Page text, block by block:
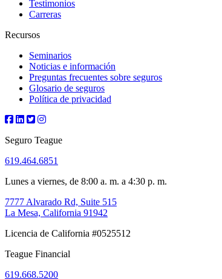
Testimonios
Carreras
Recursos
Seminarios
Noticias e información
Preguntas frecuentes sobre seguros
Glosario de seguros
Política de privacidad
Seguro Teague
619.464.6851
Lunes a viernes, de 8:00 a. m. a 4:30 p. m.
7777 Alvarado Rd, Suite 515
La Mesa, California 91942
Licencia de California #0525512
Teague Financial
619.668.5200